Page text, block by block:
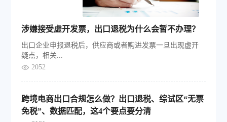
涉嫌接受虚开发票，出口退税为什么会暂不办理？
出口企业申报退税后，供应商或者购进发票一旦出现虚开
疑点，相关...
2052
跨境电商出口合规怎么做？出口退税、综试区“无票
免税”、数据匹配，这4个要点要分清